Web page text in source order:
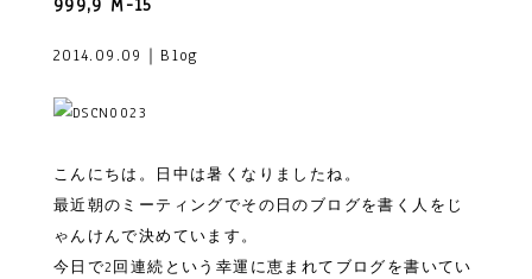
999,9 M-15
2014.09.09｜Blog
こんにちは。日中は暑くなりましたね。
最近朝のミーティングでその日のブログを書く人をじ
ゃんけんで決めています。
今日で2回連続という幸運に恵まれてブログを書いてい